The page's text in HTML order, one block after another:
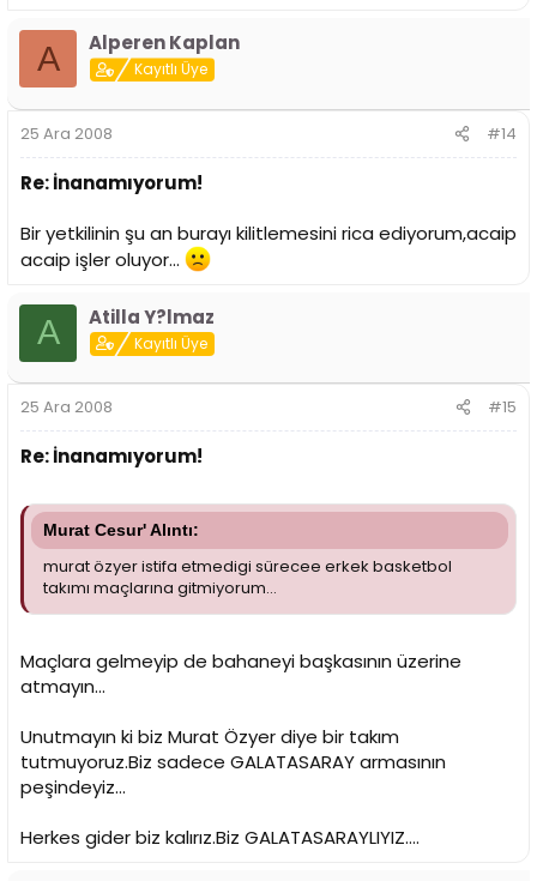
A Alperen Kaplan
Kayıtlı Üye
25 Ara 2008 #14
Re: İnanamıyorum!
Bir yetkilinin şu an burayı kilitlemesini rica ediyorum,acaip
acaip işler oluyor...
A Atilla Y?lmaz
Kayıtlı Üye
25 Ara 2008 #15
Re: İnanamıyorum!
Murat Cesur' Alıntı:
murat özyer istifa etmedigi sürecee erkek basketbol
takımı maçlarına gitmiyorum...
Maçlara gelmeyip de bahaneyi başkasının üzerine
atmayın...
Unutmayın ki biz Murat Özyer diye bir takım
tutmuyoruz.Biz sadece GALATASARAY armasının
peşindeyiz...
Herkes gider biz kalırız.Biz GALATASARAYLIYIZ....